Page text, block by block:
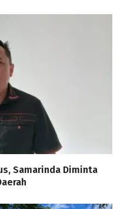
Samarinda Diminta